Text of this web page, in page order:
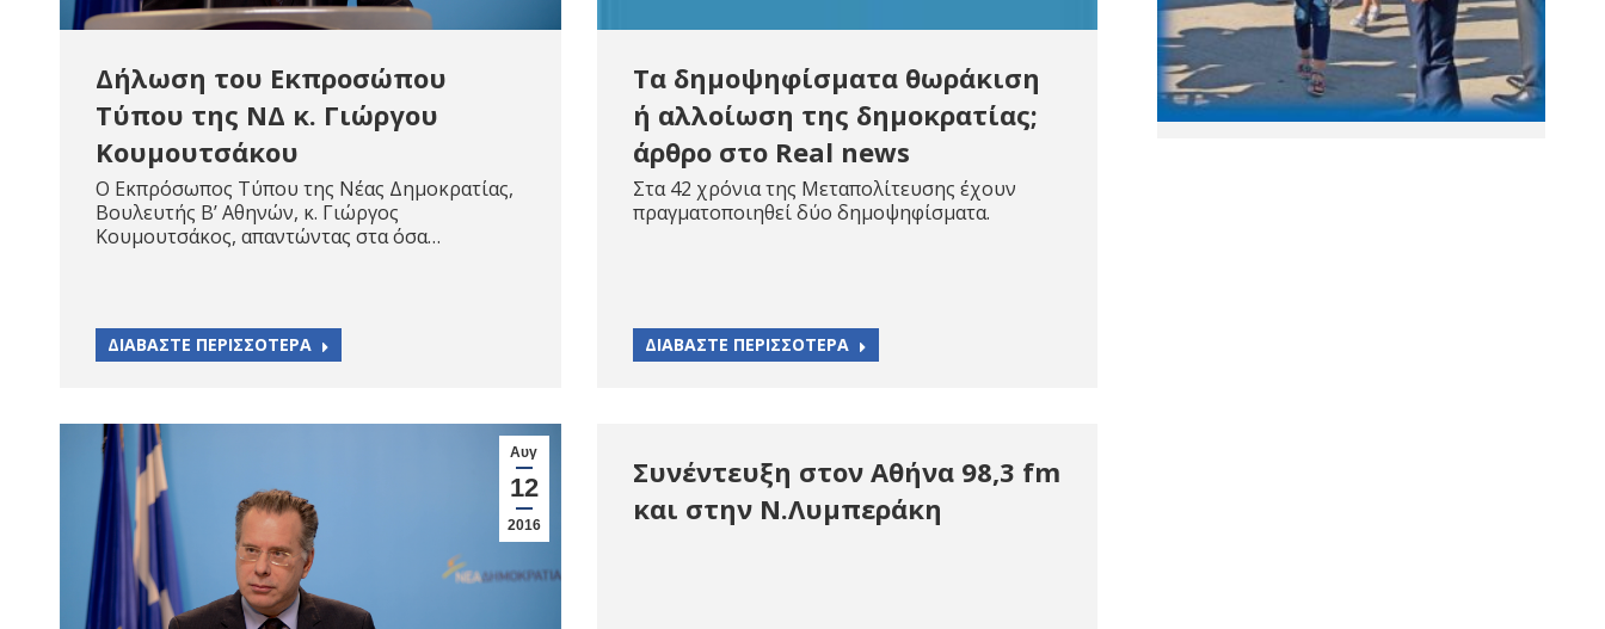
Δήλωση του Εκπροσώπου
Τύπου της ΝΔ κ. Γιώργου
Κουμουτσάκου
Ο Εκπρόσωπος Τύπου της Νέας Δημοκρατίας,
Βουλευτής Β’ Αθηνών, κ. Γιώργος
Κουμουτσάκος, απαντώντας στα όσα…
ΔΙΑΒΑΣΤΕ ΠΕΡΙΣΣΟΤΕΡΑ
Τα δημοψηφίσματα θωράκιση
ή αλλοίωση της δημοκρατίας;
άρθρο στο Real news
Στα 42 χρόνια της Μεταπολίτευσης έχουν
πραγματοποιηθεί δύο δημοψηφίσματα.
ΔΙΑΒΑΣΤΕ ΠΕΡΙΣΣΟΤΕΡΑ
Αυγ
12
2016
Συνέντευξη στον Αθήνα 98,3 fm
και στην Ν.Λυμπεράκη